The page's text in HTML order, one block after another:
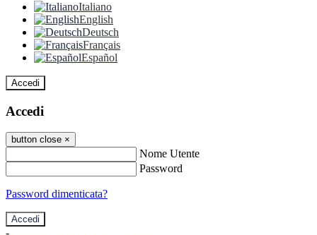
Italiano
English
Deutsch
Français
Español
Accedi
Accedi
button close ×
Nome Utente
Password
Password dimenticata?